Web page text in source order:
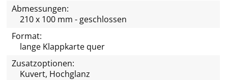
Abmessungen:
210 x 100 mm - geschlossen
Format:
lange Klappkarte quer
Zusatzoptionen:
Kuvert, Hochglanz